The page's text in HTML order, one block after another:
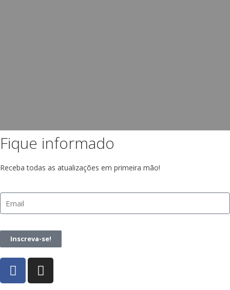
Fique informado
Receba todas as atualizações em primeira mão!
Inscreva-se!